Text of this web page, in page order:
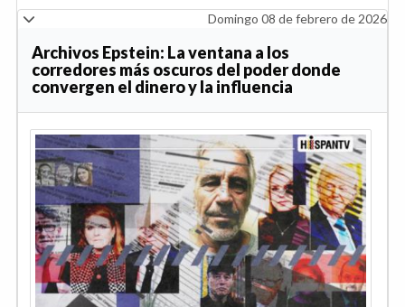
Domingo 08 de febrero de 2026
Archivos Epstein: La ventana a los
corredores más oscuros del poder donde
convergen el dinero y la influencia